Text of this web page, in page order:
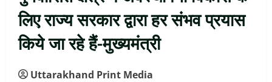
लिए राज्य सरकार द्वारा हर संभव प्रयास
किये जा रहे हैं-मुख्यमंत्री
Uttarakhand Print Media